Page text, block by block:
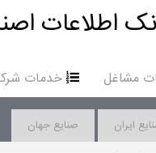
اطلاعات
مشاغل خدمات
ایران صنایع جهان